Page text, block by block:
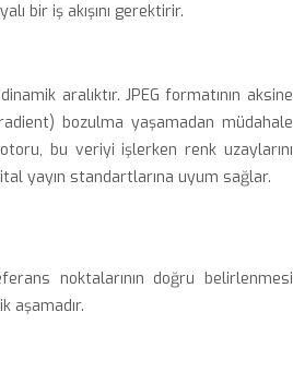
bir iş akışını gerektirir.
aralıktır. JPEG formatının aksine
bozulma yaşamadan müdahale
bu veriyi işlerken renk uzaylarını
yayın standartlarına uyum sağlar.
noktalarının doğru belirlenmesi
aşamadır.